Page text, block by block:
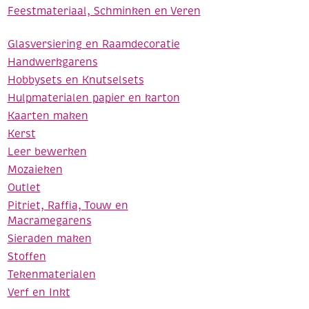
Feestmateriaal, Schminken en Veren
Glasversiering en Raamdecoratie
Handwerkgarens
Hobbysets en Knutselsets
Hulpmaterialen papier en karton
Kaarten maken
Kerst
Leer bewerken
Mozaieken
Outlet
Pitriet, Raffia, Touw en
Macramegarens
Sieraden maken
Stoffen
Tekenmaterialen
Verf en Inkt